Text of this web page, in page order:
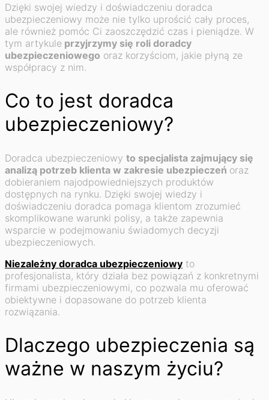
Dzięki swojej wiedzy i doświadczeniu doradca
ubezpieczeniowy może nie tylko uprościć cały proces,
ale również pomóc Ci zaoszczędzić czas i pieniądze. W
tym artykule przyjrzymy się roli doradcy
ubezpieczeniowego oraz korzyściom, jakie płyną ze
współpracy z nim.
Co to jest doradca
ubezpieczeniowy?
Doradca ubezpieczeniowy to specjalista zajmujący się
analizą potrzeb klienta w zakresie ubezpieczeń oraz
dobieraniem najodpowiedniejszych produktów
dostępnych na rynku. Dzięki swojej wiedzy i
doświadczeniu doradca pomaga klientom zrozumieć
skomplikowane warunki polisy, a także zapewnia
wsparcie w podejmowaniu świadomych decyzji
ubezpieczeniowych.
Niezależny doradca ubezpieczeniowy to
profesjonalista, który działa bez powiązań z konkretnymi
firmami ubezpieczeniowymi, co pozwala mu oferować
obiektywne i dopasowane do potrzeb klienta
rozwiązania.
Dlaczego ubezpieczenia są
ważne w naszym życiu?